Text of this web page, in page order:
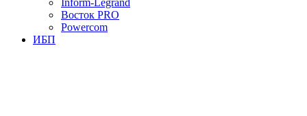
Inform-Legrand
Восток PRO
Powercom
ИБП